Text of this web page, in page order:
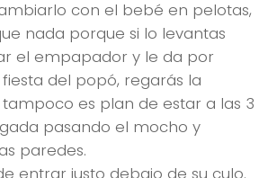
con el bebé en pelotas,
nada porque si lo levantas
el empapador y le da por
del popó, regarás la
es plan de estar a las 3
pasando el mocho y
paredes.